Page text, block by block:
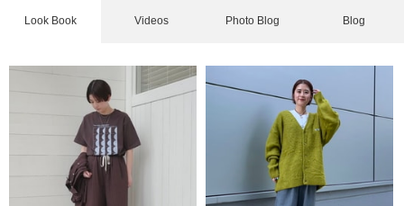
Look Book Videos Photo Blog Blog